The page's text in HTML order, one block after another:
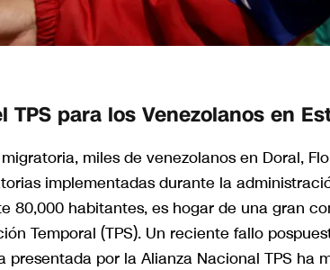
para los Venezolanos en
miles de venezolanos en Doral,
implementadas durante la
80,000 habitantes, es hogar de una gran
Temporal (TPS). Un reciente fallo
presentada por la Alianza Nacional TPS ha